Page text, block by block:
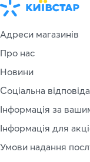
Адреси магазинів
Про нас
Новини
Соціальна
Інформація за
Інформація для
Умови надання